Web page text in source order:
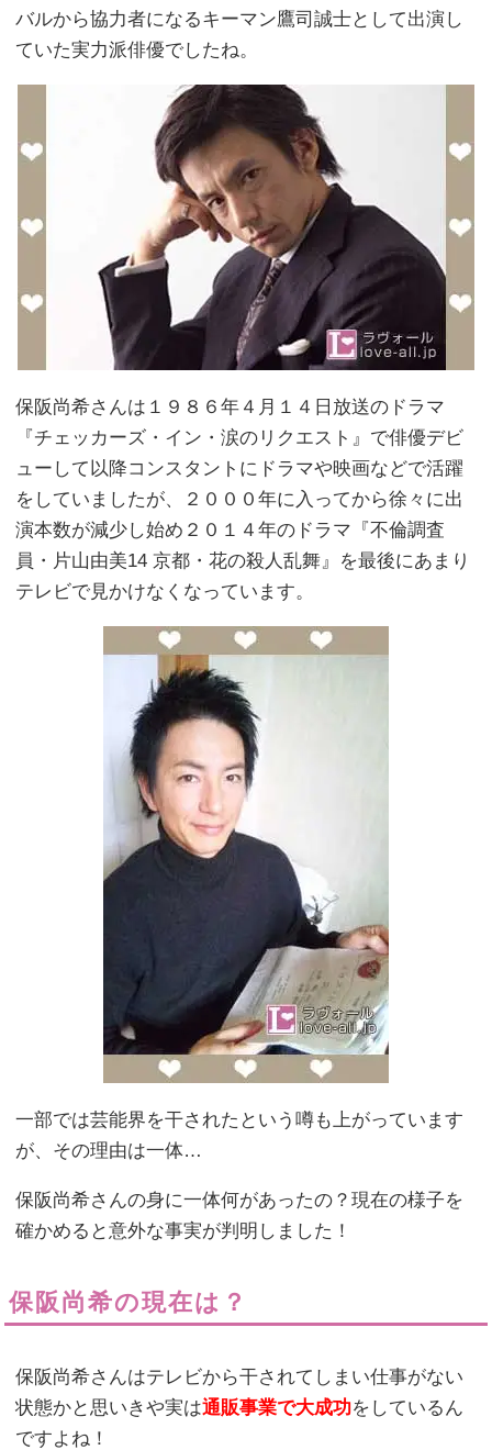
バルから協力者になるキーマン鷹司誠士として出演し
ていた実力派俳優でしたね。
保阪尚希さんは１９８６年４月１４日放送のドラマ
『チェッカーズ・イン・涙のリクエスト』で俳優デビ
ューして以降コンスタントにドラマや映画などで活躍
をしていましたが、２０００年に入ってから徐々に出
演本数が減少し始め２０１４年のドラマ『不倫調査
員・片山由美14 京都・花の殺人乱舞』を最後にあまり
テレビで見かけなくなっています。
一部では芸能界を干されたという噂も上がっています
が、その理由は一体…
保阪尚希さんの身に一体何があったの？現在の様子を
確かめると意外な事実が判明しました！
保阪尚希の現在は？
保阪尚希さんはテレビから干されてしまい仕事がない
状態かと思いきや実は通販事業で大成功をしているん
ですよね！